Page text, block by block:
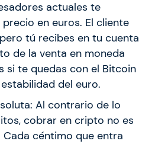
actuales te
en euros. El cliente
tú recibes en tu cuenta
de la venta en moneda
si te quedas con el Bitcoin
del euro.
Al contrario de lo
cobrar en cripto no es
Cada céntimo que entra